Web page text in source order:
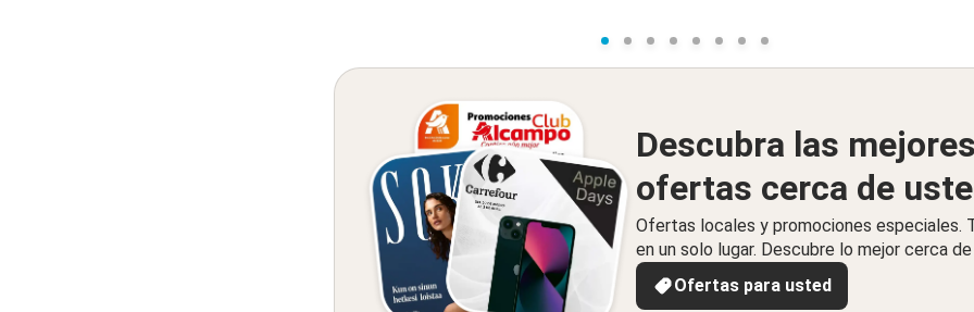
Descubra las mejores
ofertas cerca de
Ofertas locales y promociones especiales.
en un solo lugar. Descubre lo mejor cerca
Ofertas para usted